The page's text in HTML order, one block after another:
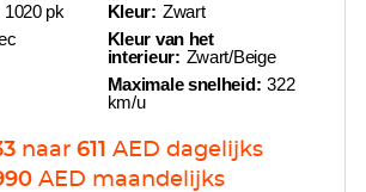
1020 pk
Kleur: Zwart
Kleur van het
interieur: Zwart/Beige
Maximale snelheid: 322
km/u
naar 611 AED dagelijks
AED maandelijks